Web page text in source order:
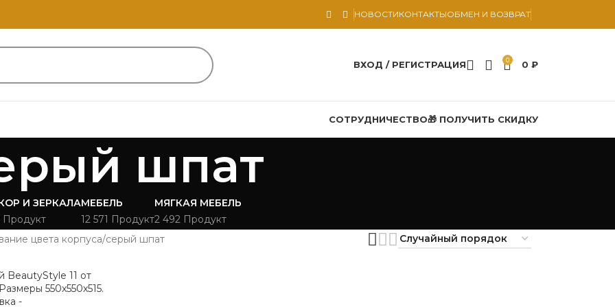
НОВОСТИКОНТАКТЫОБМЕН И ВОЗВРАТ
ВХОД / РЕГИСТРАЦИЯ 0 0 ₽
СОТРУДНИЧЕСТВО🎁 ПОЛУЧИТЬ СКИДКУ
шпат
И ЗЕРКАЛА
Продукт
МЕБЕЛЬ
12 571 Продукт
МЯГКАЯ МЕБЕЛЬ
2 492 Продукт
цвета корпуса серый шпат